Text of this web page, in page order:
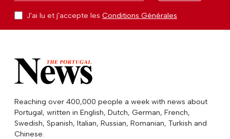
J'ai lu et j'accepte les Conditions Générales
Reaching over 400,000 people a week with news about
Portugal, written in English, Dutch, German, French,
Swedish, Spanish, Italian, Russian, Romanian, Turkish and
Chinese.